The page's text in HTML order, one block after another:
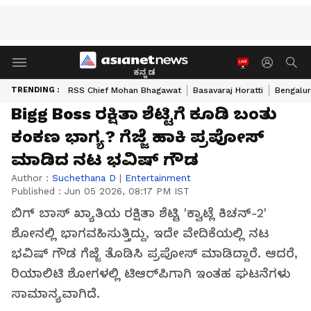
ಕನ್ನಡ
TRENDING : RSS Chief Mohan Bhagawat Basavaraj Horatti
Bigg Boss ರಕ್ಷಿತಾ ಶೆಟ್ಟಿಗೆ ಕೂಡಿ ಬಂತು
ಕಂಕಣ ಭಾಗ್ಯ? ಗೆಜ್ಜೆ ಹಾಕಿ ಪ್ರಪೋಸ್​
ಮಾಡಿದ ನಟ ಭವಿಷ್​ ಗೌಡ
Author : Suchethana D | Entertainment
Published : Jun 05 2026, 08:17 PM IST
ಬಿಗ್ ಬಾಸ್ ಖ್ಯಾತಿಯ ರಕ್ಷಿತಾ ಶೆಟ್ಟಿ 'ಕ್ವಾಟ್ಲೆ ಕಿಚನ್-2'
ಶೋನಲ್ಲಿ ಭಾಗವಹಿಸುತ್ತಿದ್ದು, ಇದೇ ವೇದಿಕೆಯಲ್ಲಿ ನಟ
ಭವಿಷ್ ಗೌಡ ಗೆಜ್ಜೆ ತೊಡಿಸಿ ಪ್ರಪೋಸ್ ಮಾಡಿದ್ದಾರೆ. ಆದರೆ,
ರಿಯಾಲಿಟಿ ಶೋಗಳಲ್ಲಿ ಟಿಆರ್‌ಪಿಗಾಗಿ ಇಂತಹ ಘಟನೆಗಳು
ಸಾಮಾನ್ಯವಾಗಿದೆ.